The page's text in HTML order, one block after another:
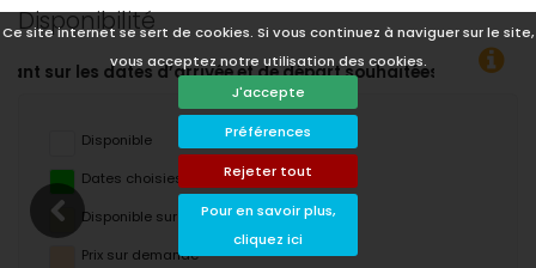
Ce site internet se sert de cookies. Si vous continuez à naviguer sur le site,
vous acceptez notre utilisation des cookies.
J'accepte
Préférences
Rejeter tout
Pour en savoir plus,
cliquez ici
Disponibilité
!
Disponible
Dates choisies
Disponible sur demande
Prix ​​sur demande